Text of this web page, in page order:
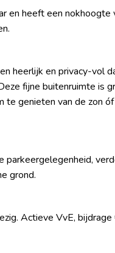
en heeft een
heerlijk en privacy-vol
fijne buitenruimte is
genieten van de zon
parkeergelegenheid,
grond.
Actieve VvE,